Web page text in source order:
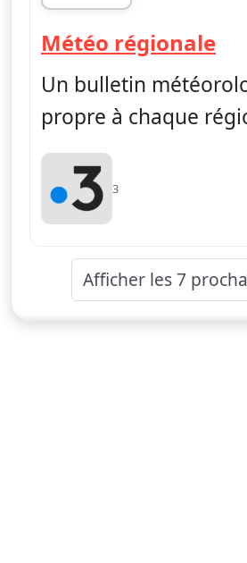
fin 21h05
Météo régionale—
Un bulletin
propre à chaque
3
Afficher les 7